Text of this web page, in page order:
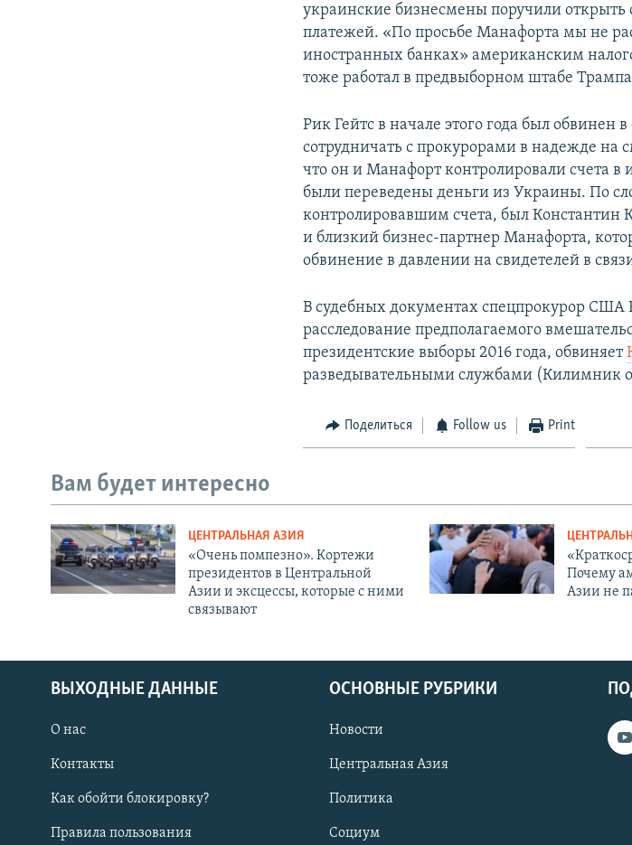
украинские бизнесмены поручили открыть
платежей. «По просьбе Манафорта мы не
иностранных банках» американским
тоже работал в предвыборном штабе
Рик Гейтс в начале этого года был обвинен
сотрудничать с прокурорами в надежде на
что он и Манафорт контролировали счета
были переведены деньги из Украины. По
контролировавшим счета, был Константин
и близкий бизнес-партнер Манафорта,
обвинение в давлении на свидетелей в
В судебных документах спецпрокурор США
расследование предполагаемого
президентские выборы 2016 года, обвиняет
разведывательными службами (Килимник
Поделиться Follow us Print
Вам будет интересно
ЦЕНТРАЛЬНАЯ АЗИЯ
«Очень помпезно». Кортежи
президентов в Центральной
Азии и эксцессы, которые с ними
связывают
Почему
Азии не
ВЫХОДНЫЕ ДАННЫЕ
О нас
Контакты
Как обойти блокировку?
Правила пользования
ОСНОВНЫЕ РУБРИКИ
Новости
Центральная Азия
Политика
Социум